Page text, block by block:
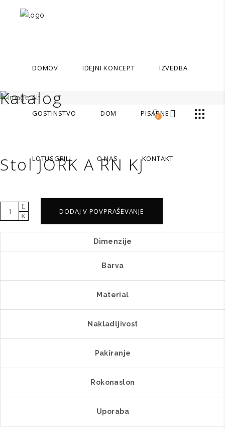
DOMOV IDEJNI KONCEPT IZVEDBA
GOSTINSTVO DOM PISARNE
LOTUSGRILL O NAS KONTAKT
0
Katalog
Stol JORK A RN KJ
Stol
JORK
A
DODAJ V POVPRAŠEVANJE
Dimenzije
Barva
Material
Nakladljivost
Pakiranje
Rokonaslon
Uporaba